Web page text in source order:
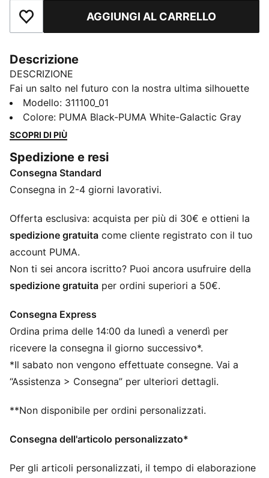
Aggiungi ai PreferitiAGGIUNGI AL CARRELLO
Descrizione
DESCRIZIONE
Fai un salto nel futuro con la nostra ultima silhouette
da running da donna. Dotata di ammortizzazione
Softride e trazione in gomma a zone, è pensata per
chi ama stile e comfort. Perfetto per il tuo stile di vita
CARATTERISTICHE + VANTAGGI
La tomaia delle scarpe è realizzata con almeno il 30%
di materiali riciclati
e un comfort ottimali tutto il giorno
SOFTFOAM+: comoda soletta interna che garantisce
una morbida ammortizzazione grazie a un tacco più
DETTAGLI
Chiusura a lacci
Grado di ammortizzazione: Media
Suola in gomma a zone per trazione
Loghi PUMA
Modello: 311100_01
Colore: PUMA Black-PUMA White-Galactic Gray
SCOPRI DI PIÙ
Spedizione e resi
Consegna Standard
Consegna in 2-4 giorni lavorativi.
Offerta esclusiva: acquista per più di 30€ e ottieni la
spedizione gratuita come cliente registrato con il tuo
account PUMA.
Non ti sei ancora iscritto? Puoi ancora usufruire della
spedizione gratuita per ordini superiori a 50€.
Consegna Express
Ordina prima delle 14:00 da lunedì a venerdì per
ricevere la consegna il giorno successivo*.
*Il sabato non vengono effettuate consegne. Vai a
“Assistenza > Consegna” per ulteriori dettagli.
**Non disponibile per ordini personalizzati.
Consegna dell'articolo personalizzato*
Per gli articoli personalizzati, il tempo di elaborazione